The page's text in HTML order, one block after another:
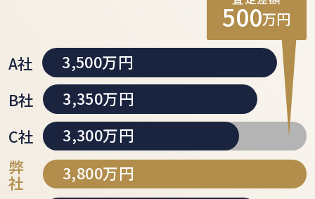
500万円
A社
3,500万円
B社
3,350万円
C社
3,300万円
弊
社
3,800万円